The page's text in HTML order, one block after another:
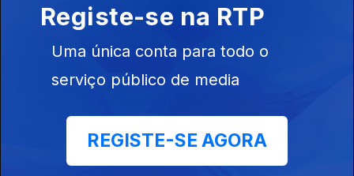
Igreja Católica + União Budista Portuguesa
28 mai. 2026
Igreja Católica + União Budista Portuguesa
Igreja Católica + Adventistas
24 mai. 2026
Registe-se na RTP
Uma única conta para todo o
serviço público de media
REGISTE-SE AGORA